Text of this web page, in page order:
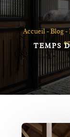
Accueil-Blog-
TEMPS